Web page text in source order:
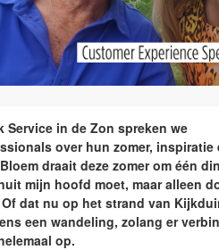
Service in de Zon spreken we
over hun zomer, inspiratie
draait deze zomer om één
mijn hoofd moet, maar alleen
dat nu op het strand van
een wandeling, zolang er
op.